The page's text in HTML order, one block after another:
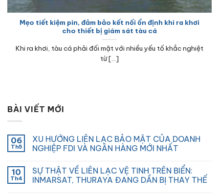
Mẹo tiết kiệm pin, đảm bảo kết nối ổn định khi ra khơi
cho thiết bị giám sát tàu cá
Khi ra khơi, tàu cá phải đối mặt với nhiều yếu tố khắc nghiệt
từ [...]
BÀI VIẾT MỚI
06
Th5
XU HƯỚNG LIÊN LẠC BẢO MẬT CỦA DOANH
NGHIỆP FDI VÀ NGÂN HÀNG MỚI NHẤT
10
Th4
SỰ THẬT VỀ LIÊN LẠC VỆ TINH TRÊN BIỂN:
INMARSAT, THURAYA ĐANG DẦN BỊ THAY THẾ